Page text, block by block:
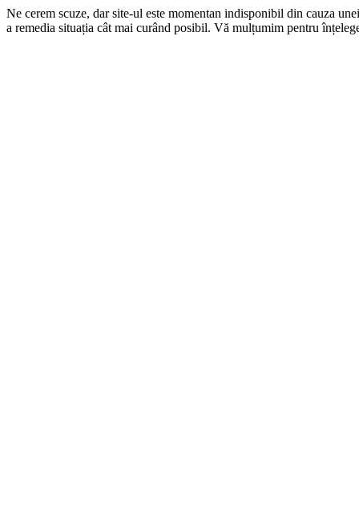
Ne cerem scuze, dar site-ul este momentan indisponibil din cauza
a remedia situația cât mai curând posibil. Vă mulțumim pentru